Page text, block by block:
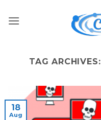
TAG ARCHIVES:
18
Aug